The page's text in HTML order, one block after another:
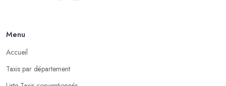
Menu
Accueil
Taxis par département